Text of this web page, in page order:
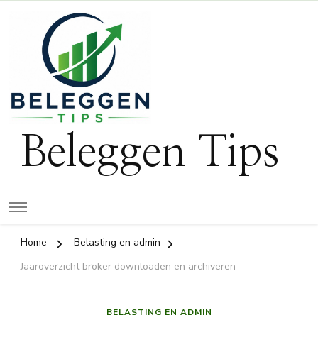
Beleggen Tips
Home
Belasting en admin
Jaaroverzicht broker downloaden en archiveren
BELASTING EN ADMIN